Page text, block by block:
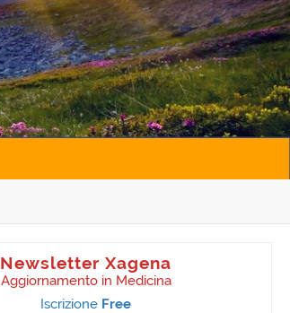
Newsletter Xagena
Aggiornamento in Medicina
Iscrizione Free